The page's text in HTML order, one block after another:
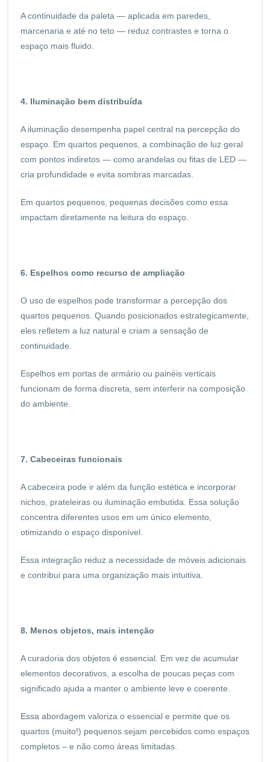
A continuidade da paleta — aplicada em paredes,
marcenaria e até no teto — reduz contrastes e torna o
espaço mais fluido.
4. Iluminação bem distribuída
A iluminação desempenha papel central na percepção do
espaço. Em quartos pequenos, a combinação de luz geral
com pontos indiretos — como arandelas ou fitas de LED —
cria profundidade e evita sombras marcadas.
Em quartos pequenos, pequenas decisões como essa
impactam diretamente na leitura do espaço.
6. Espelhos como recurso de ampliação
O uso de espelhos pode transformar a percepção dos
quartos pequenos. Quando posicionados estrategicamente,
eles refletem a luz natural e criam a sensação de
continuidade.
Espelhos em portas de armário ou painéis verticais
funcionam de forma discreta, sem interferir na composição
do ambiente.
7. Cabeceiras funcionais
A cabeceira pode ir além da função estética e incorporar
nichos, prateleiras ou iluminação embutida. Essa solução
concentra diferentes usos em um único elemento,
otimizando o espaço disponível.
Essa integração reduz a necessidade de móveis adicionais
e contribui para uma organização mais intuitiva.
8. Menos objetos, mais intenção
A curadoria dos objetos é essencial. Em vez de acumular
elementos decorativos, a escolha de poucas peças com
significado ajuda a manter o ambiente leve e coerente.
Essa abordagem valoriza o essencial e permite que os
quartos (muito!) pequenos sejam percebidos como espaços
completos – e não como áreas limitadas.